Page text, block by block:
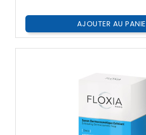
AJOUTER AU